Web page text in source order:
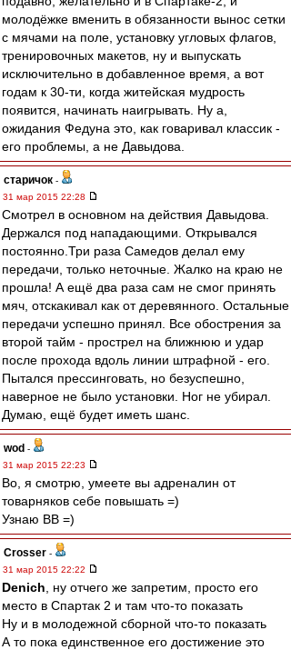
молодёжке вменить в обязанности вынос сетки
с мячами на поле, установку угловых флагов,
тренировочных макетов, ну и выпускать
исключительно в добавленное время, а вот
годам к 30-ти, когда житейская мудрость
появится, начинать наигрывать. Ну а,
ожидания Федуна это, как говаривал классик -
его проблемы, а не Давыдова.
старичок -
31 мар 2015 22:28
Смотрел в основном на действия Давыдова.
Держался под нападающими. Открывался
постоянно.Три раза Самедов делал ему
передачи, только неточные. Жалко на краю не
прошла! А ещё два раза сам не смог принять
мяч, отскакивал как от деревянного. Остальные
передачи успешно принял. Все обострения за
второй тайм - прострел на ближнюю и удар
после прохода вдоль линии штрафной - его.
Пытался прессинговать, но безуспешно,
наверное не было установки. Ног не убирал.
Думаю, ещё будет иметь шанс.
wod -
31 мар 2015 22:23
Во, я смотрю, умеете вы адреналин от
товарняков себе повышать =)
Узнаю ВВ =)
Crosser -
31 мар 2015 22:22
Denich , ну отчего же запретим, просто его
место в Спартак 2 и там что-то показать
Ну и в молодежной сборной что-то показать
А то пока единственное его достижение это